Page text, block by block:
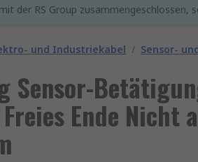
der RS Group
und Industriekabel / Sensor-
Sensor-
Ende Nicht